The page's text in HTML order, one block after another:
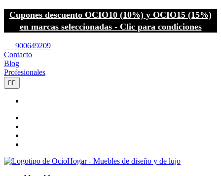
Cupones descuento OCIO10 (10%) y OCIO15 (15%)
en marcas seleccionadas - Clic para condiciones
900649209
Contacto
Blog
Profesionales
 